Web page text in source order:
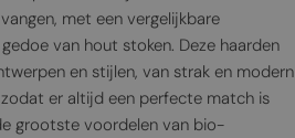
met een vergelijkbare
van hout stoken. Deze haarden
en stijlen, van strak en modern
er altijd een perfecte match is
grootste voordelen van bio-